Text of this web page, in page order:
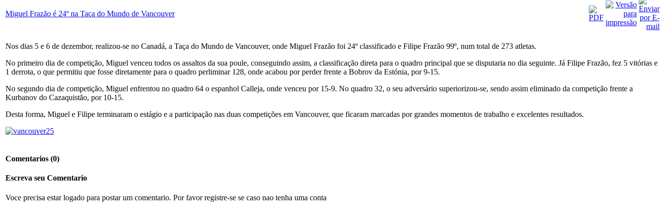
Miguel Frazão é 24º na Taça do Mundo de Vancouver
Nos dias 5 e 6 de dezembor, realizou-se no Canadá, a Taça do Mundo de Vancouver, onde Miguel Frazão foi 24º classificado e Filipe Frazão 99º, num total de 273 atletas.
No primeiro dia de competição, Miguel venceu todos os assaltos da sua poule, conseguindo assim, a classificação direta para o quadro principal que se disputaria no dia seguinte. Já Filipe Frazão, fez 5 vitórias e
1 derrota, o que permitiu que fosse diretamente para o quadro perliminar 128, onde acabou por perder frente a Bobrov da Estónia, por 9-15.
No segundo dia de competição, Miguel enfrentou no quadro 64 o espanhol Calleja, onde venceu por 15-9. No quadro 32, o seu adversário superiorizou-se, sendo assim eliminado da competição frente a
Kurbanov do Cazaquistão, por 10-15.
Desta forma, Miguel e Filipe terminaram o estágio e a participação nas duas competições em Vancouver, que ficaram marcadas por grandes momentos de trabalho e excelentes resultados.
Comentarios (0)
Escreva seu Comentario
Voce precisa estar logado para postar um comentario. Por favor registre-se se caso nao tenha uma conta